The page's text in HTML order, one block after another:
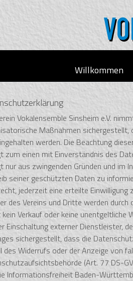
Willkommen
Vokalensemble Sinsheim e.V.
Maßnahmen
werden. Die Beachtung
zum einen mit Einverständnis des
nur aus zwingenden Gründen und im
seiner geschützten Daten zu
jederzeit eine erteilte
des Vereins und Dritte werden
Verkauf oder keine unentgeltliche
Einschaltung externer Dienstleister,
sichergestellt, dass die
des Widerrufs oder der Anzeige von
(Art. 77 DS-
Informationsfreiheit Baden-